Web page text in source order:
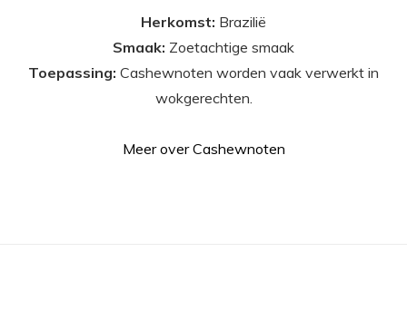
Herkomst: Brazilië
Smaak: Zoetachtige smaak
Toepassing: Cashewnoten worden vaak verwerkt in
wokgerechten.
Meer over Cashewnoten